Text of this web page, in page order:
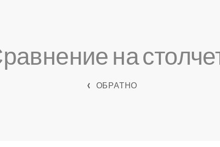
на
ОБРАТНО